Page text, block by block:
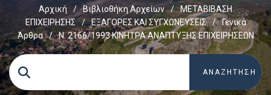
Αρχική / Βιβλιοθήκη Αρχείων /
ΜΕΤΑΒΙΒΑΣΗ
ΕΠΙΧΕIΡΗΣΗΣ
/ EΞΑΓΟΡΕΣ ΚΑΙ ΣΥΓΧΩΝΕΥΣΕΙΣ /
Γενικά
Άρθρα
/ Ν. 2166/1993 ΚΙΝΗΤΡΑ ΑΝΑΠΤΥΞΗΣ ΕΠΙΧΕΙΡΗΣΕΩΝ